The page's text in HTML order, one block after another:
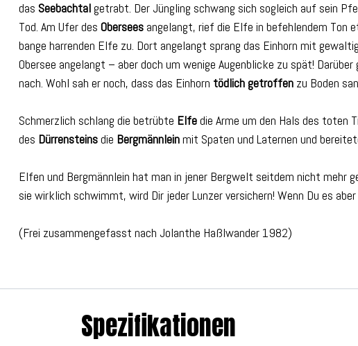
das Seebachtal getrabt. Der Jüngling schwang sich sogleich auf sein
Tod. Am Ufer des Obersees angelangt, rief die Elfe in befehlendem Ton
bange harrenden Elfe zu. Dort angelangt sprang das Einhorn mit
Obersee angelangt – aber doch um wenige Augenblicke zu spät!
nach. Wohl sah er noch, dass das Einhorn tödlich getroffen zu Boden
Schmerzlich schlang die betrübte Elfedie Arme um den Hals des toten
des Dürrensteinsdie Bergmännleinmit Spaten und Laternen und
Elfen und Bergmännlein hat man in jener Bergwelt seitdem nicht mehr
sie wirklich schwimmt, wird Dir jeder Lunzer versichern! Wenn Du es
(Frei zusammengefasst nach Jolanthe Haßlwander 1982)
Spezifikationen